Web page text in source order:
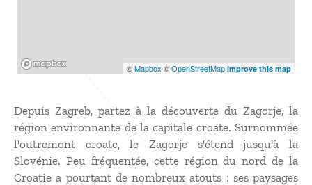
©Mapbox ©OpenStreetMap Improve this map
Depuis Zagreb, partez à la découverte du Zagorje, la
région environnante de la capitale croate. Surnommée
l'outremont croate, le Zagorje s'étend jusqu'à la
Slovénie. Peu fréquentée, cette région du nord de la
Croatie a pourtant de nombreux atouts : ses paysages